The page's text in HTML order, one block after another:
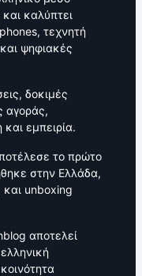
καλύπτει
τεχνητή
ψηφιακές
δοκιμές
αγοράς,
εμπειρία.
το πρώτο
στην Ελλάδα,
και unboxing
αποτελεί